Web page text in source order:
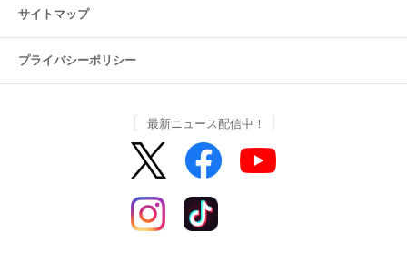
サイトマップ
プライバシーポリシー
最新ニュース配信中！